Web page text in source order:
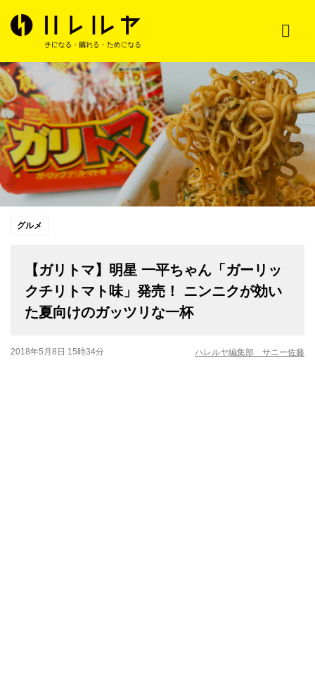
グルメ
【ガリトマ】明星 一平ちゃん「ガーリッ
クチリトマト味」発売！ ニンニクが効い
た夏向けのガッツリな一杯
2018年5月8日 15時34分 ハレルヤ編集部 サニー佐藤